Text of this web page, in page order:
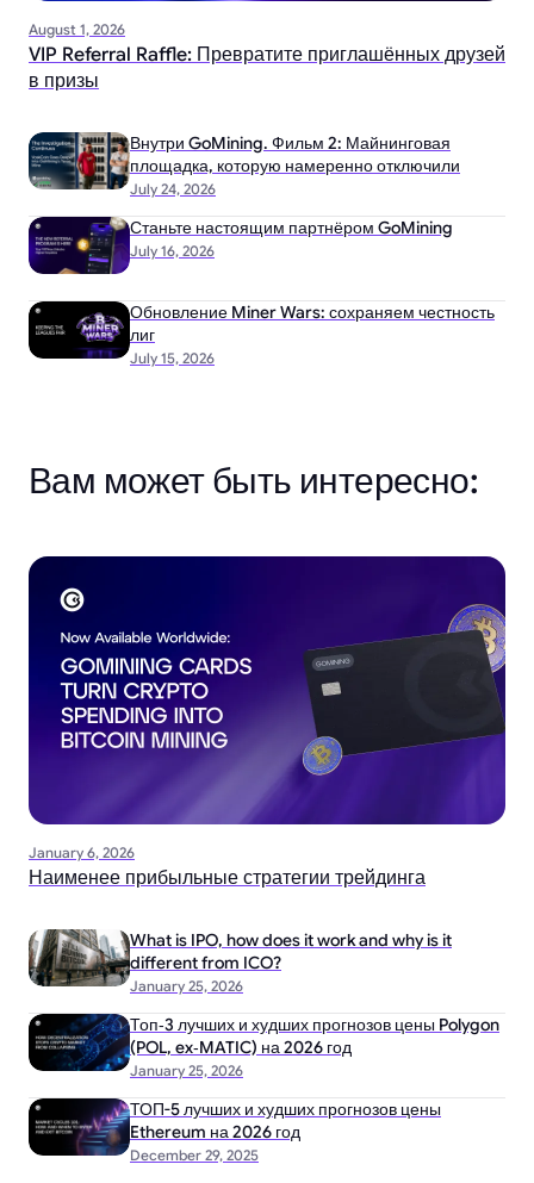
August 1, 2026
VIP Referral Raffle: Превратите приглашённых друзей
в призы
July 24, 2026
Внутри GoMining. Фильм 2: Майнинговая
площадка, которую намеренно отключили
July 16, 2026
Станьте настоящим партнёром GoMining
July 15, 2026
Обновление Miner Wars: сохраняем честность
лиг
Вам может быть интересно:
January 6, 2026
Наименее прибыльные стратегии трейдинга
January 25, 2026
What is IPO, how does it work and why is it
different from ICO?
January 25, 2026
Топ‑3 лучших и худших прогнозов цены Polygon
(POL, ex‑MATIC) на 2026 год
December 29, 2025
ТОП-5 лучших и худших прогнозов цены
Ethereum на 2026 год